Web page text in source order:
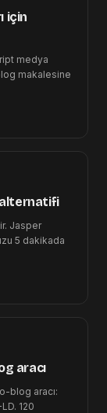
için
medya
makalesine
alternatifi
Jasper
5 dakikada
aracı
blog aracı:
120